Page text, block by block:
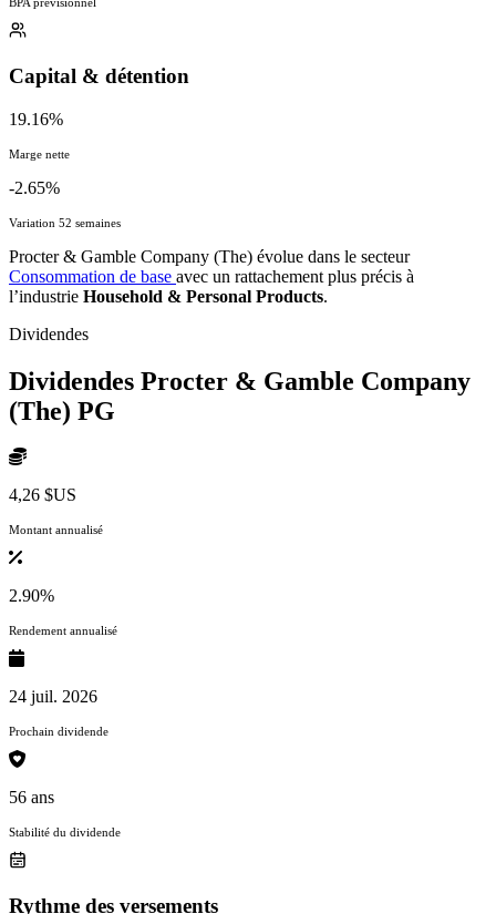
Capital & détention
19.16%
Marge nette
-2.65%
Variation 52 semaines
Procter & Gamble Company (The) évolue dans le secteur
Consommation de base avec un rattachement plus précis à
l’industrie Household & Personal Products.
Dividendes
Dividendes Procter & Gamble Company
(The) PG
4,26 $US
Montant annualisé
2.90%
Rendement annualisé
24 juil. 2026
Prochain dividende
56 ans
Stabilité du dividende
Rythme des versements